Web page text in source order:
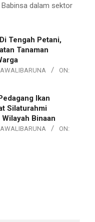
dalam sektor
Tengah Petani,
Tanaman
ON:
Ikan
Silaturahmi
Binaan
ON: